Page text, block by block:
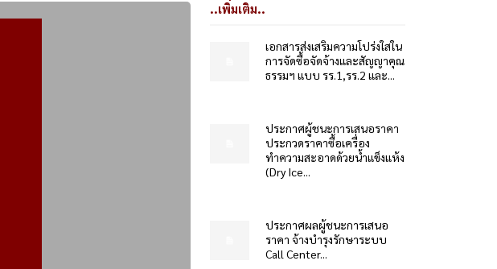
..เพิ่มเติม..
เอกสารส่งเสริมความโปร่งใสใน
การจัดซื้อจัดจ้างและสัญญาคุณ
ธรรมฯ แบบ รร.1,รร.2 และ...
ประกาศผู้ชนะการเสนอราคา
ประกวดราคาซื้อเครื่อง
ทำความสะอาดด้วยน้ำแข็งแห้ง
(Dry Ice...
ประกาศผลผู้ชนะการเสนอ
ราคา จ้างบำรุงรักษาระบบ
Call Center...